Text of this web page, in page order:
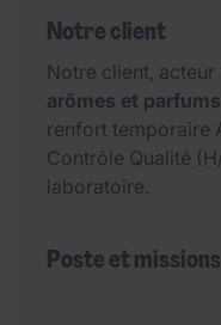
Notre client
Notre client,
arômes et parfums
renfort temporaire
Contrôle Qualité
laboratoire.
Poste et missions